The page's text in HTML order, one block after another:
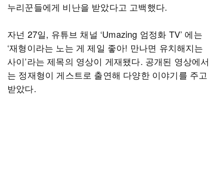
누리꾼들에게 비난을 받았다고 고백했다.
자넌 27일, 유튜브 채널 ‘Umazing 엄정화 TV’ 에는
‘재형이라는 노는 게 제일 좋아! 만나면 유치해지는
사이’라는 제목의 영상이 게재됐다. 공개된 영상에서
는 정재형이 게스트로 출연해 다양한 이야기를 주고
받았다.